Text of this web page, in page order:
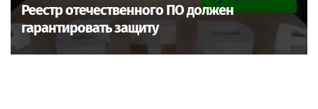
Реестр отечественного ПО должен
гарантировать защиту